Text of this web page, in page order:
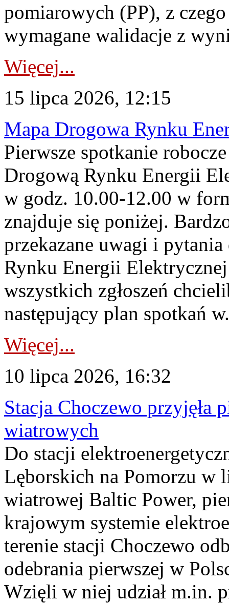
pomiarowych (PP), z
wymagane walidacje z
Więcej...
15 lipca 2026, 12:15
Mapa Drogowa Rynku
Pierwsze spotkanie
Drogową Rynku Energii
w godz. 10.00-12.00 w
znajduje się poniżej.
przekazane uwagi i
Rynku Energii
wszystkich zgłoszeń
następujący plan spotkań
Więcej...
10 lipca 2026, 16:32
Stacja Choczewo przyjęła
wiatrowych
Do stacji
Lęborskich na Pomorzu w
wiatrowej Baltic Power,
krajowym systemie
terenie stacji Choczewo
odebrania pierwszej w
Wzięli w niej udział m.in.